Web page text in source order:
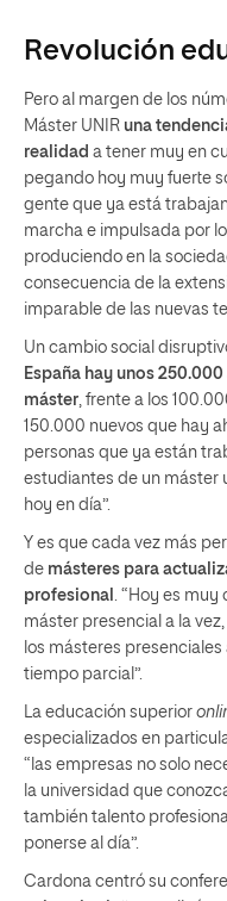
Revolución
Pero al margen de los
Máster UNIR una
realidad a tener muy en
pegando hoy muy fuerte
gente que ya está
marcha e impulsada por
produciendo en la
consecuencia de la
imparable de las nuevas
Un cambio social
España hay unos
máster , frente a los
150.000 nuevos que hay
personas que ya están
estudiantes de un máster
hoy en día”.
Y es que cada vez más
de másteres para
profesional
. “Hoy es
máster presencial a la
los másteres presenciales
tiempo parcial”.
La educación superior
especializados en
“las empresas no solo
la universidad que
también talento
ponerse al día”.
Cardona centró su